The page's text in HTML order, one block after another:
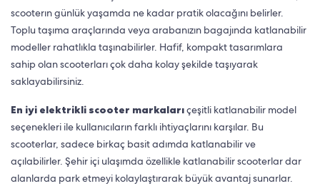
scooterın günlük yaşamda ne kadar pratik olacağını belirler.
Toplu taşıma araçlarında veya arabanızın bagajında katlanabilir
modeller rahatlıkla taşınabilirler. Hafif, kompakt tasarımlara
sahip olan scooterları çok daha kolay şekilde taşıyarak
saklayabilirsiniz.
En iyi elektrikli scooter markalarıçeşitli katlanabilir model
seçenekleri ile kullanıcıların farklı ihtiyaçlarını karşılar. Bu
scooterlar, sadece birkaç basit adımda katlanabilir ve
açılabilirler. Şehir içi ulaşımda özellikle katlanabilir scooterlar dar
alanlarda park etmeyi kolaylaştırarak büyük avantaj sunarlar.